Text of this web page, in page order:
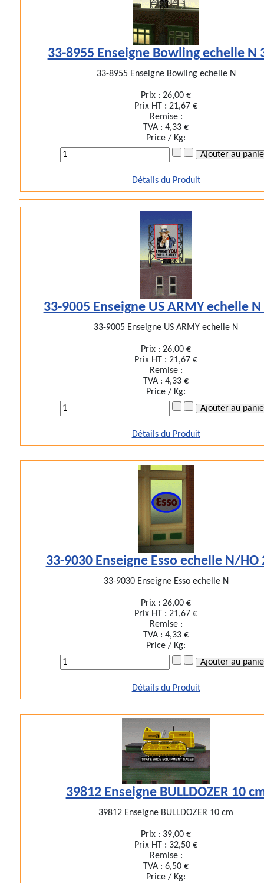
33-8955 Enseigne Bowling echelle N
33-8955 Enseigne Bowling echelle N
Prix :26,00 €
Prix HT :21,67 €
Remise :
TVA :4,33 €
Price / Kg:
Détails du Produit
33-9005 Enseigne US ARMY echelle
33-9005 Enseigne US ARMY echelle N
Prix :26,00 €
Prix HT :21,67 €
Remise :
TVA :4,33 €
Price / Kg:
Détails du Produit
33-9030 Enseigne Esso echelle N/HO
33-9030 Enseigne Esso echelle N
Prix :26,00 €
Prix HT :21,67 €
Remise :
TVA :4,33 €
Price / Kg:
Détails du Produit
39812 Enseigne BULLDOZER 10
39812 Enseigne BULLDOZER 10 cm
Prix : 39,00 €
Prix HT : 32,50 €
Remise :
TVA :6,50 €
Price / Kg: